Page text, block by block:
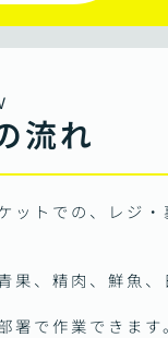
流れ
ットでの、レジ
果、精肉、鮮魚
署で作業できます